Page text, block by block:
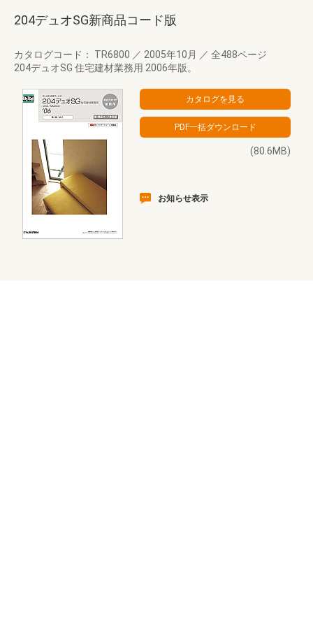
204デュオSG新商品コード版
カタログコード： TR6800 ／ 2005年10月 ／ 全488ページ
204デュオSG 住宅建材業務用 2006年版。
(80.6MB)
お知らせ表示